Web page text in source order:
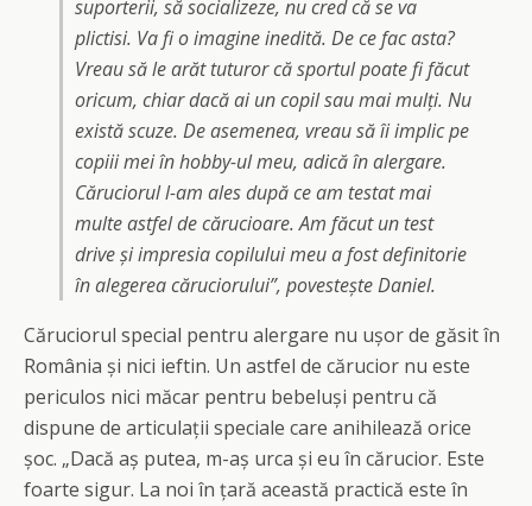
suporterii, să socializeze, nu cred că se va
plictisi. Va fi o imagine inedită. De ce fac asta?
Vreau să le arăt tuturor că sportul poate fi făcut
oricum, chiar dacă ai un copil sau mai mulți. Nu
există scuze. De asemenea, vreau să îi implic pe
copiii mei în hobby-ul meu, adică în alergare.
Căruciorul l-am ales după ce am testat mai
multe astfel de cărucioare. Am făcut un test
drive și impresia copilului meu a fost definitorie
în alegerea căruciorului”, povestește Daniel.
Căruciorul special pentru alergare nu ușor de găsit în
România și nici ieftin. Un astfel de cărucior nu este
periculos nici măcar pentru bebeluși pentru că
dispune de articulații speciale care anihilează orice
șoc. „Dacă aș putea, m-aș urca și eu în cărucior. Este
foarte sigur. La noi în țară această practică este în